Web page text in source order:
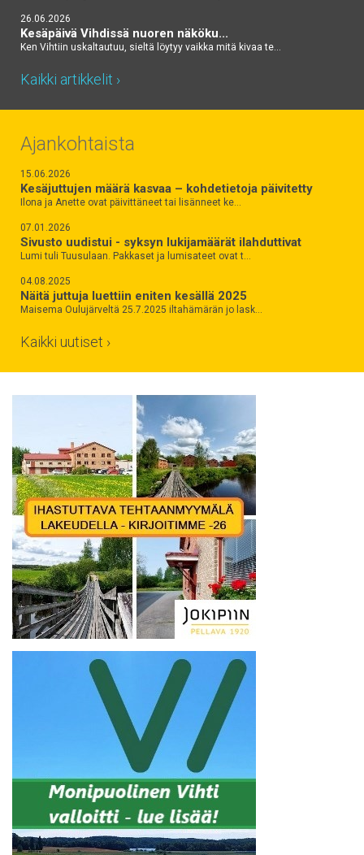
26.06.2026
Kesäpäivä Vihdissä nuoren näköku...
Ken Vihtiin uskaltautuu, sieltä löytyy vaikka mitä kivaa te...
Kaikki artikkelit ›
Ajankohtaista
15.06.2026
Kesäjuttujen määrä kasvaa – kohdetietoja päivitetty
Ilona ja Anette ovat päivittäneet tai lisänneet ke…
07.01.2026
Sivusto uudistui - syksyn lukijamäärät ilahduttivat
Lumi tuli Tuusulaan. Pakkaset ja lumisateet ovat t…
04.08.2025
Näitä juttuja luettiin eniten kesällä 2025
Maisema Oulujärveltä 25.7.2025 iltahämärän jo lask…
Kaikki uutiset ›